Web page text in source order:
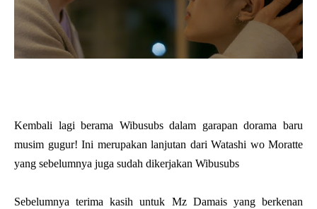
Kembali lagi berama Wibusubs dalam garapan dorama baru
musim gugur! Ini merupakan lanjutan dari Watashi wo Moratte
yang sebelumnya juga sudah dikerjakan Wibusubs
Sebelumnya terima kasih untuk Mz Damais yang berkenan